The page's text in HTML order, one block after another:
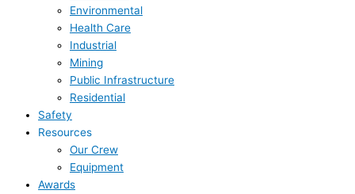
Environmental
Health Care
Industrial
Mining
Public Infrastructure
Residential
Safety
Resources
Our Crew
Equipment
Awards